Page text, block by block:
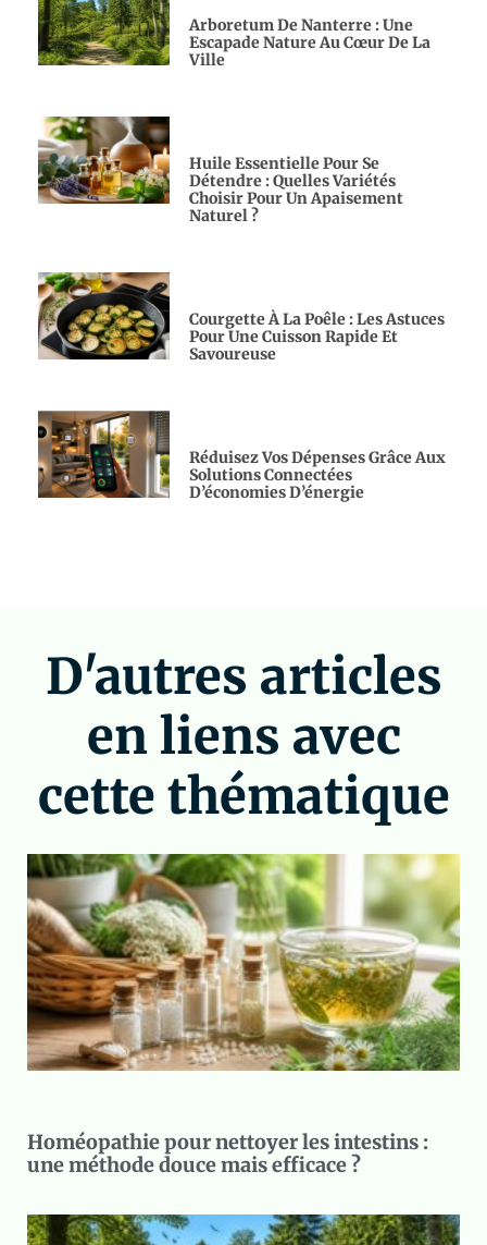
Arboretum De Nanterre : Une
Escapade Nature Au Cœur De La
Ville
Huile Essentielle Pour Se
Détendre : Quelles Variétés
Choisir Pour Un Apaisement
Naturel ?
Courgette À La Poêle : Les Astuces
Pour Une Cuisson Rapide Et
Savoureuse
Réduisez Vos Dépenses Grâce Aux
Solutions Connectées
D’économies D’énergie
D'autres articles
en liens avec
cette thématique
Homéopathie pour nettoyer les intestins :
une méthode douce mais efficace ?